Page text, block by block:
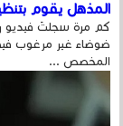
المذهل يقوم
كم مرة سجلتَ فيديو
ضوضاء غير مرغوب
المخصص ...